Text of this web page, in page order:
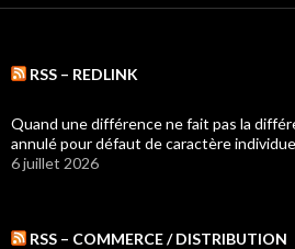
RSS – REDLINK
Quand une différence ne fait pas la
annulé pour défaut de caractère
6 juillet 2026
RSS – COMMERCE / DISTRIBUTION